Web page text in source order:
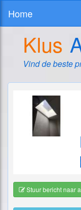
Home
Klus
Vind de beste
Stuur bericht naar